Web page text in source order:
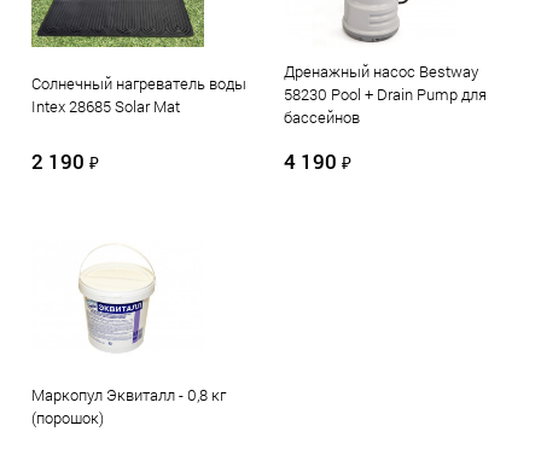
Солнечный нагреватель воды
Intex 28685 Solar Mat
2 190 ₽
Дренажный насос Bestway
58230 Pool + Drain Pump для
бассейнов
4 190 ₽
Маркопул Эквиталл - 0,8 кг
(порошок)